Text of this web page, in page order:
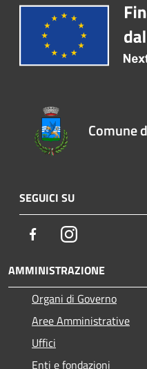
Comune
SEGUICI SU
FacebookInstagram
AMMINISTRAZIONE
Organi di Governo
Aree Amministrative
Uffici
Enti e fondazioni